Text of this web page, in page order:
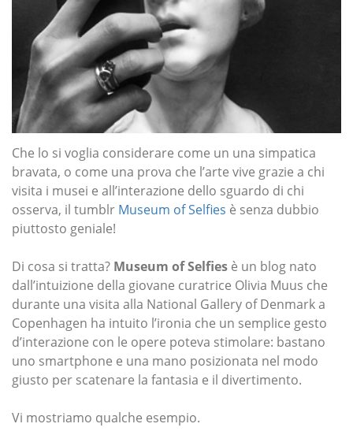
Che lo si voglia considerare come un una simpatica
bravata, o come una prova che l’arte vive grazie a chi
visita i musei e all’interazione dello sguardo di chi
osserva, il tumblr Museum of Selfies è senza dubbio
piuttosto geniale!
Di cosa si tratta? Museum of Selfies è un blog nato
dall’intuizione della giovane curatrice Olivia Muus che
durante una visita alla National Gallery of Denmark a
Copenhagen ha intuito l’ironia che un semplice gesto
d’interazione con le opere poteva stimolare: bastano
uno smartphone e una mano posizionata nel modo
giusto per scatenare la fantasia e il divertimento.
Vi mostriamo qualche esempio.